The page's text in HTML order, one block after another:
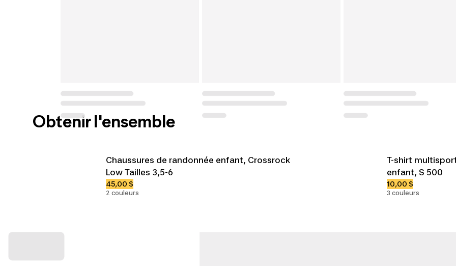
Obtenir l'ensemble
Chaussures de randonnée enfant, Crossrock
Low Tailles 3,5-6
45,00 $
2 couleurs
T-shirt
enfant, S 500
10,00 $
3 couleurs